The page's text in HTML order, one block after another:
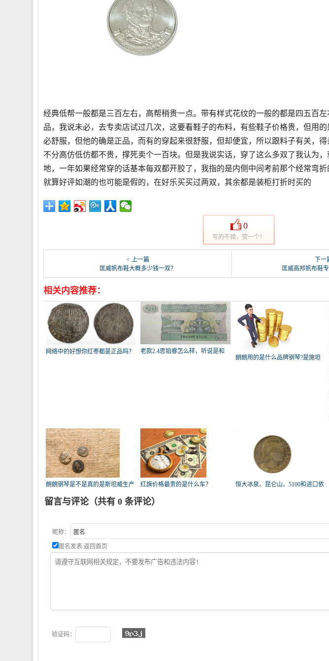
经典低帮一般都是三百左右，高帮稍贵一点。带有样式花纹的一般的都是四五百
品，我说未必，去专卖店试过几次，这要看鞋子的布料，有些鞋子价格贵，但用
必舒服，但他的确是正品，而有的穿起来很舒服，但却便宜，所以跟料子有关，
不分高仿低仿都不贵，撑死卖个一百块。但是我说实话，穿了这么多双了我认为
地，一年如果经常穿的话基本每双都开胶了，我指的是内侧中间考前那个经常弯折
就算好评如潮的也可能是假的，在好乐买买过两双，其余都是装柜打折时买的
0
写的不错，赞一个！
< 上一篇
匡威帆布鞋大概多少钱一双？
下一
匡威高邦帆布鞋
相关内容推荐：
网络中的好想你红枣都是正品吗？
老款2.4思铂睿怎么样，听说是和
朗朗用的是什么品牌钢琴?是施坦
朗朗钢琴是不是真的是斯坦威生产
的
红旗价格最贵的是什么车？
恒大冰泉、昆仑山、5100和进口依
留言与评论（共有 0 条评论）
昵称：
匿名发表 返回首页
验证码：